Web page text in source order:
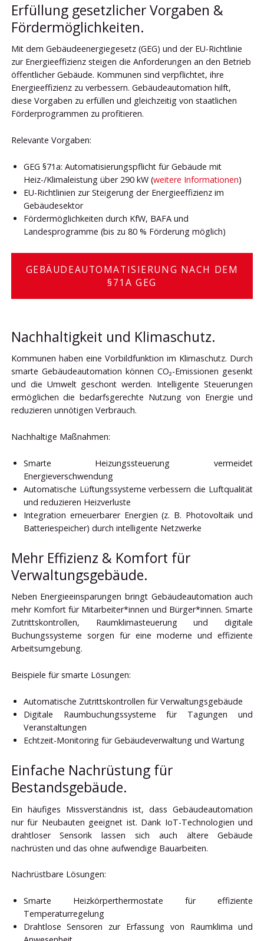
Erfüllung gesetzlicher Vorgaben &
Fördermöglichkeiten.
Mit dem Gebäudeenergiegesetz (GEG) und der EU-Richtlinie
zur Energieeffizienz steigen die Anforderungen an den Betrieb
öffentlicher Gebäude. Kommunen sind verpflichtet, ihre
Energieeffizienz zu verbessern. Gebäudeautomation hilft,
diese Vorgaben zu erfüllen und gleichzeitig von staatlichen
Förderprogrammen zu profitieren.
Relevante Vorgaben:
GEG §71a: Automatisierungspflicht für Gebäude mit
Heiz-/Klimaleistung über 290 kW (weitere Informationen)
EU-Richtlinien zur Steigerung der Energieeffizienz im
Gebäudesektor
Fördermöglichkeiten durch KfW, BAFA und
Landesprogramme (bis zu 80 % Förderung möglich)
GEBÄUDEAUTOMATISIERUNG NACH DEM
§71A GEG
Nachhaltigkeit und Klimaschutz.
Kommunen haben eine Vorbildfunktion im Klimaschutz. Durch
smarte Gebäudeautomation können CO₂-Emissionen gesenkt
und die Umwelt geschont werden. Intelligente Steuerungen
ermöglichen die bedarfsgerechte Nutzung von Energie und
reduzieren unnötigen Verbrauch.
Nachhaltige Maßnahmen:
Smarte Heizungssteuerung vermeidet
Energieverschwendung
Automatische Lüftungssysteme verbessern die Luftqualität
und reduzieren Heizverluste
Integration erneuerbarer Energien (z. B. Photovoltaik und
Batteriespeicher) durch intelligente Netzwerke
Mehr Effizienz & Komfort für
Verwaltungsgebäude.
Neben Energieeinsparungen bringt Gebäudeautomation auch
mehr Komfort für Mitarbeiter*innen und Bürger*innen. Smarte
Zutrittskontrollen, Raumklimasteuerung und digitale
Buchungssysteme sorgen für eine moderne und effiziente
Arbeitsumgebung.
Beispiele für smarte Lösungen:
Automatische Zutrittskontrollen für Verwaltungsgebäude
Digitale Raumbuchungssysteme für Tagungen und
Veranstaltungen
Echtzeit-Monitoring für Gebäudeverwaltung und Wartung
Einfache Nachrüstung für
Bestandsgebäude.
Ein häufiges Missverständnis ist, dass Gebäudeautomation
nur für Neubauten geeignet ist. Dank IoT-Technologien und
drahtloser Sensorik lassen sich auch ältere Gebäude
nachrüsten und das ohne aufwendige Bauarbeiten.
Nachrüstbare Lösungen:
Smarte Heizkörperthermostate für effiziente
Temperaturregelung
Drahtlose Sensoren zur Erfassung von Raumklima und